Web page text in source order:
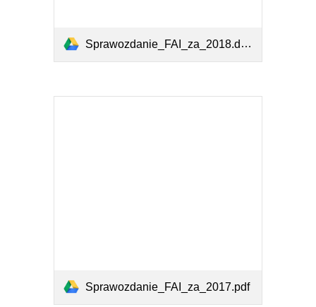
Sprawozdanie_FAI_za_2018.doc.pdf
Sprawozdanie_FAI_za_2017.pdf